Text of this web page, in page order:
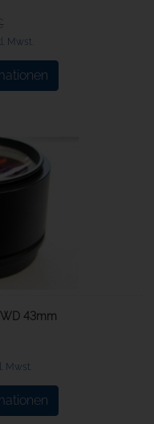
Mwst.
43mm
Mwst.